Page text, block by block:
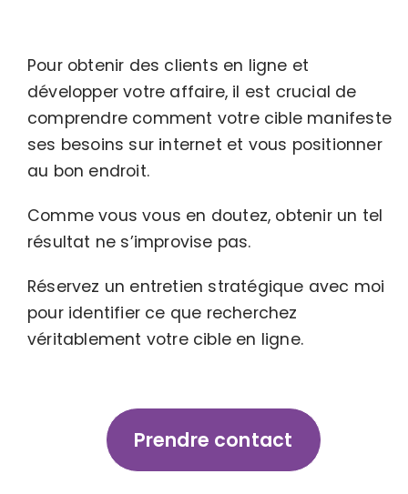
Pour obtenir des clients en ligne et
développer votre affaire, il est crucial de
comprendre comment votre cible manifeste
ses besoins sur internet et vous positionner
au bon endroit.
Comme vous vous en doutez, obtenir un tel
résultat ne s’improvise pas.
Réservez un entretien stratégique avec moi
pour identifier ce que recherchez
véritablement votre cible en ligne.
Prendre contact